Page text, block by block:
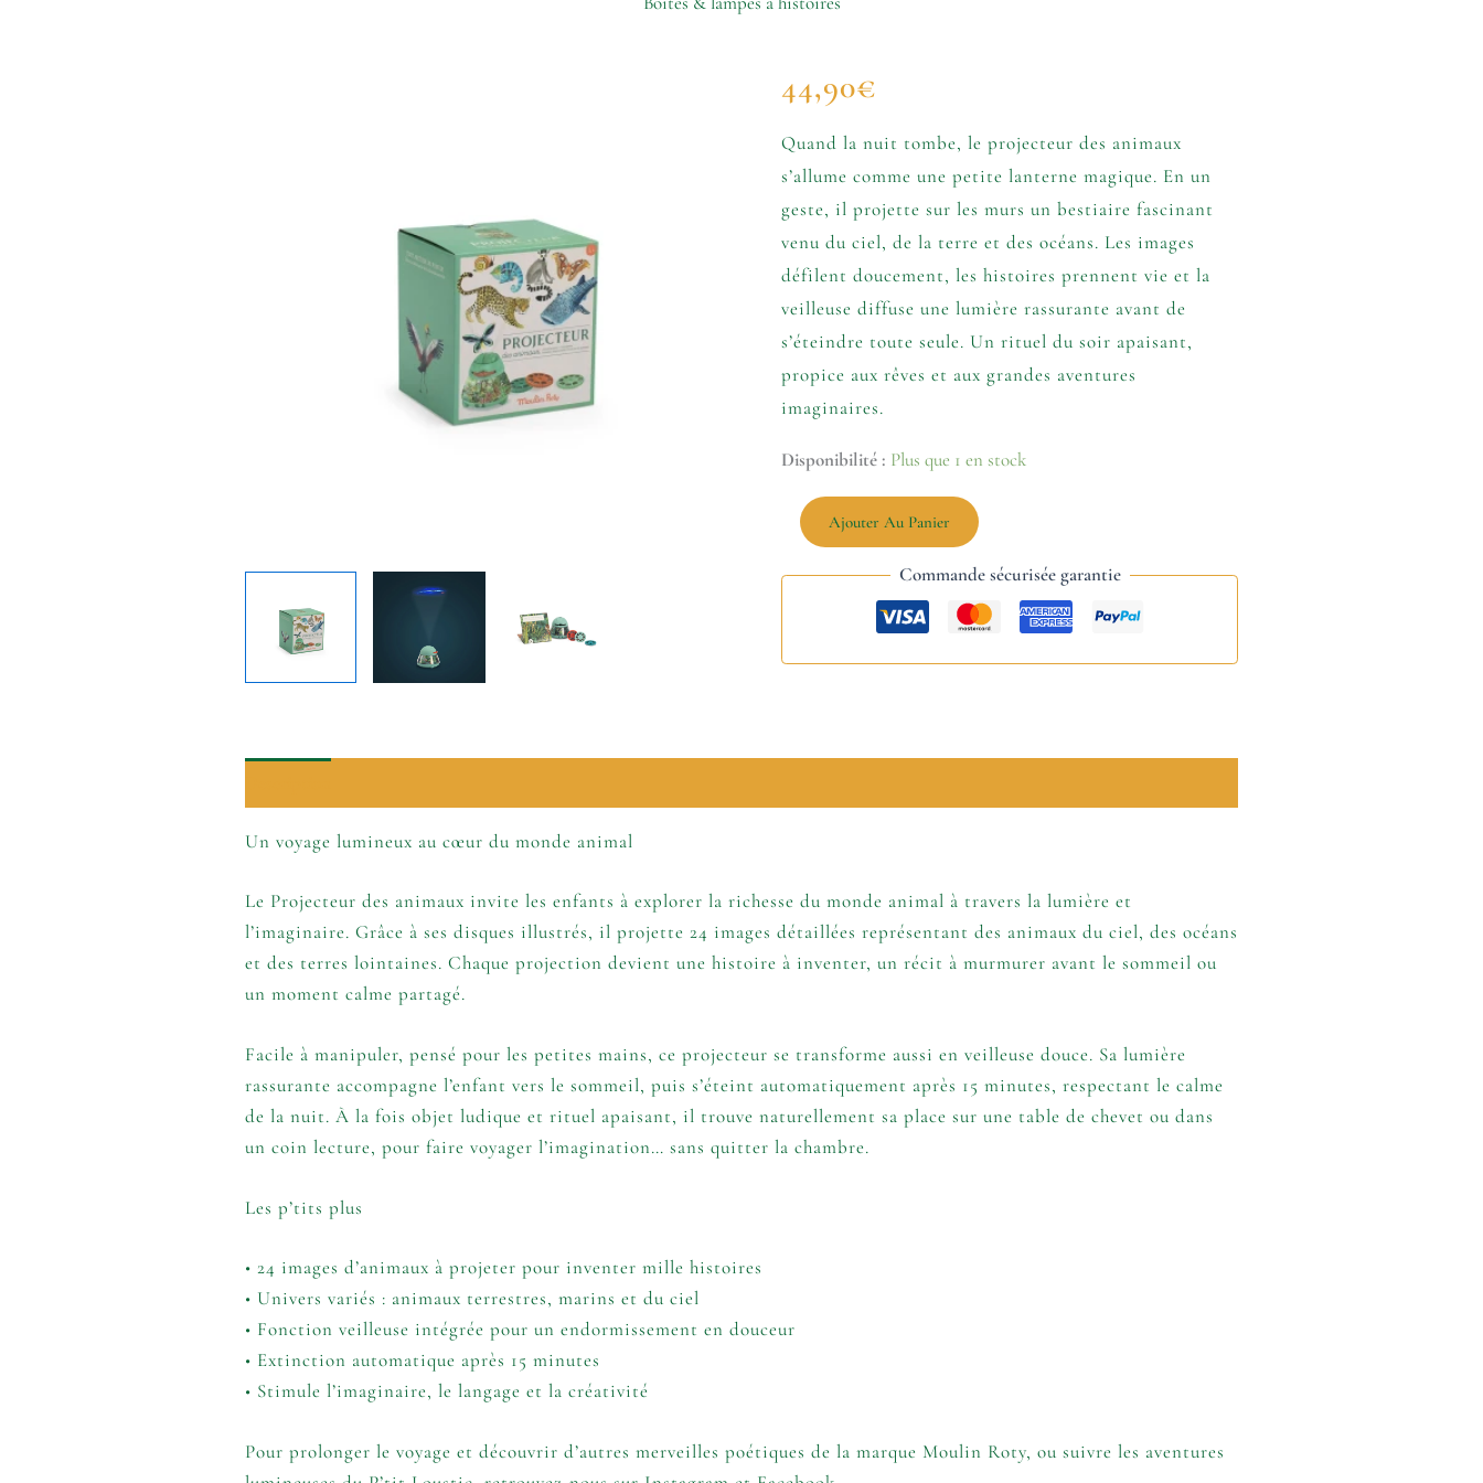
44,90€
Quand la nuit tombe, le projecteur des animaux
s’allume comme une petite lanterne magique. En un
geste, il projette sur les murs un bestiaire fascinant
venu du ciel, de la terre et des océans. Les images
défilent doucement, les histoires prennent vie et la
veilleuse diffuse une lumière rassurante avant de
s’éteindre toute seule. Un rituel du soir apaisant,
propice aux rêves et aux grandes aventures
imaginaires.
Disponibilité : Plus que 1 en stock
de
Projecteur
animaux
-
autour
du
monde
Ajouter Au Panier
Commande sécurisée garantie
Un voyage lumineux au cœur du monde animal
Le Projecteur des animaux invite les enfants à explorer la richesse du monde animal à travers la lumière et
l’imaginaire. Grâce à ses disques illustrés, il projette 24 images détaillées représentant des animaux du ciel, des océans
et des terres lointaines. Chaque projection devient une histoire à inventer, un récit à murmurer avant le sommeil ou
un moment calme partagé.
Facile à manipuler, pensé pour les petites mains, ce projecteur se transforme aussi en veilleuse douce. Sa lumière
rassurante accompagne l’enfant vers le sommeil, puis s’éteint automatiquement après 15 minutes, respectant le calme
de la nuit. À la fois objet ludique et rituel apaisant, il trouve naturellement sa place sur une table de chevet ou dans
un coin lecture, pour faire voyager l’imagination… sans quitter la chambre.
Les p’tits plus
• 24 images d’animaux à projeter pour inventer mille histoires
• Univers variés : animaux terrestres, marins et du ciel
• Fonction veilleuse intégrée pour un endormissement en douceur
• Extinction automatique après 15 minutes
• Stimule l’imaginaire, le langage et la créativité
Pour prolonger le voyage et découvrir d’autres merveilles poétiques de la marque Moulin Roty, ou suivre les aventures